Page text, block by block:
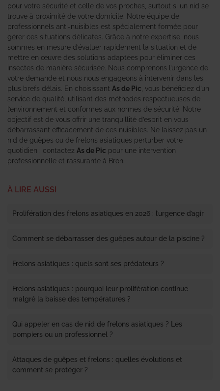
pour votre sécurité et celle de vos proches, surtout si un nid se
trouve à proximité de votre domicile. Notre équipe de
professionnels anti-nuisibles est spécialement formée pour
gérer ces situations délicates. Grâce à notre expertise, nous
sommes en mesure d’évaluer rapidement la situation et de
mettre en œuvre des solutions adaptées pour éliminer ces
insectes de manière sécurisée. Nous comprenons l’urgence de
votre demande et nous nous engageons à intervenir dans les
plus brefs délais. En choisissant As de Pic , vous bénéficiez d’un
service de qualité, utilisant des méthodes respectueuses de
l’environnement et conformes aux normes de sécurité. Notre
objectif est de vous offrir une tranquillité d’esprit en vous
débarrassant efficacement de ces nuisibles. Ne laissez pas un
nid de guêpes ou de frelons asiatiques perturber votre
quotidien : contactez As de Pic pour une intervention
professionnelle et rassurante à Bron.
À LIRE AUSSI
Prolifération des frelons asiatiques en 2026 : l’urgence d’agir
Comment se débarrasser des guêpes autour de la piscine ?
Frelons asiatiques : quels sont ses prédateurs ?
Frelons asiatiques : pourquoi leur prolifération continue
malgré la baisse des températures ?
Qui appeler en cas de nid de frelons asiatiques ? Les
pompiers ou un professionnel ?
Attaques de guêpes et frelons : quelles évolutions et
comment se protéger ?